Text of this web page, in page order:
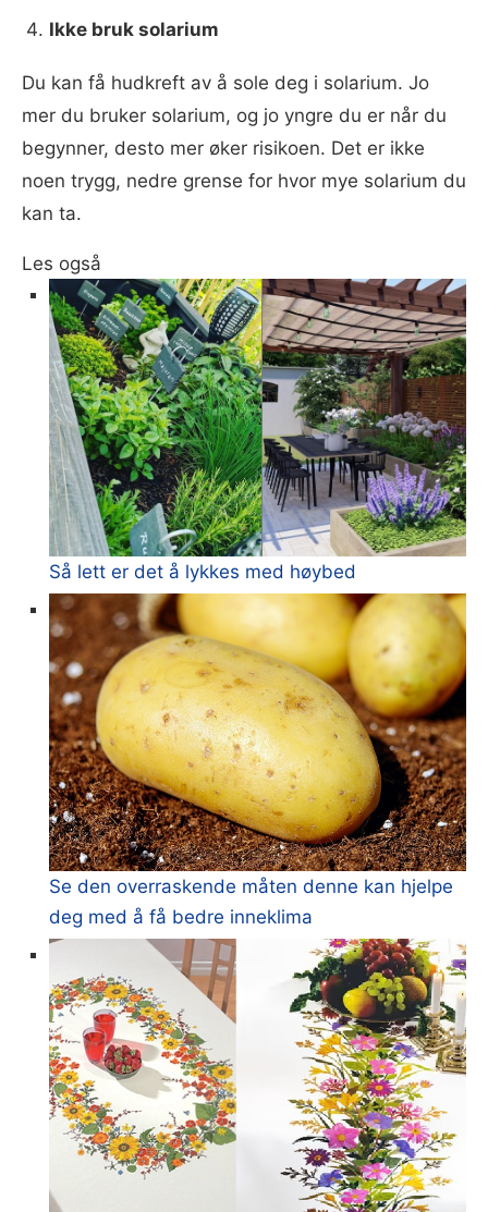
Ikke bruk solarium
Du kan få hudkreft av å sole deg i solarium. Jo
mer du bruker solarium, og jo yngre du er når du
begynner, desto mer øker risikoen. Det er ikke
noen trygg, nedre grense for hvor mye solarium du
kan ta.
Les også
Så lett er det å lykkes med høybed
Se den overraskende måten denne kan hjelpe
deg med å få bedre inneklima